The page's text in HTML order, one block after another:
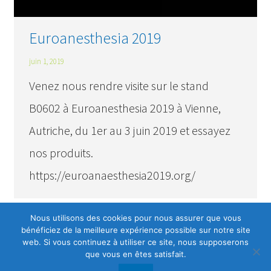
Euroanesthesia 2019
juin 1, 2019
Venez nous rendre visite sur le stand
B0602 à Euroanesthesia 2019 à Vienne,
Autriche, du 1er au 3 juin 2019 et essayez
nos produits.
https://euroanaesthesia2019.org/
© Starkling Anesthésie [Starkling e.K.]
Nous utilisons des cookies pour nous assurer que vous
bénéficiez de la meilleure expérience possible sur notre site
web. Si vous continuez à utiliser ce site, nous supposerons
que vous en êtes satisfait.